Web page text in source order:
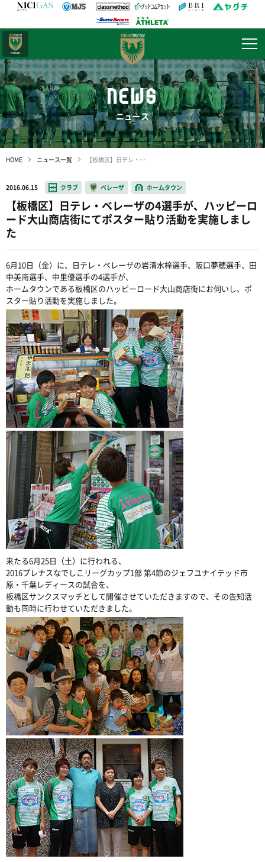
NEWS
ニュース
HOME ニュース一覧 【板橋区】日テレ・ベレーザの4選手が、ハッピーロード大山商店街にてポスター貼り活動を実施しました
2016.06.15 クラブ ベレーザ ホームタウン
【板橋区】日テレ・ベレーザの4選手が、ハッピーロ
ード大山商店街にてポスター貼り活動を実施しまし
た
6月10日（金）に、日テレ・ベレーザの岩清水梓選手、阪口夢穂選手、田
中美南選手、中里優選手の4選手が、
ホームタウンである板橋区のハッピーロード大山商店街にお伺いし、ポ
スター貼り活動を実施しました。
来たる6月25日（土）に行われる、
2016プレナスなでしこリーグカップ1部 第4節のジェフユナイテッド市
原・千葉レディースの試合を、
板橋区サンクスマッチとして開催させていただきますので、その告知活
動も同時に行わせていただきました。